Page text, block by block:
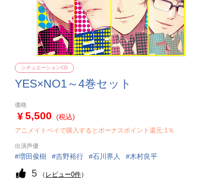
YES×NO1～4巻セット
シチュエーションCD
価格
5,500 (税込)
アニメイトペイで購入するとボーナスポイント還元:1％
出演声優
増田俊樹 吉野裕行 石川界人 木村良平
5 （ レビュー0件）